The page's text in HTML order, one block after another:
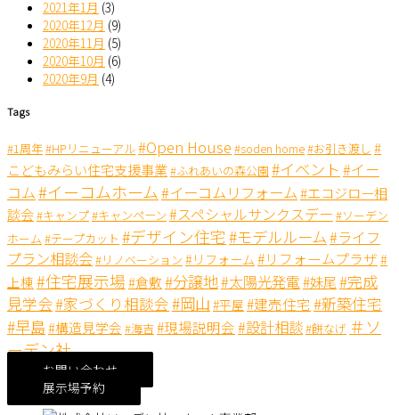
2021年1月 (3)
2020年12月 (9)
2020年11月 (5)
2020年10月 (6)
2020年9月 (4)
Tags
#1周年#HPリニューアル#Open House #soden home#お引き渡し #
こどもみらい住宅支援事業#ふれあいの森公園 #イベント #イー
コム#イーコムホーム #イーコムリフォーム#エコジロー相
談会#キャンプ#キャンペーン#スペシャルサンクスデー #ソーデン
ホーム #テープカット #デザイン住宅 #モデルルーム#ライフ
プラン相談会#リノベーション #リフォーム#リフォームプラザ#
上棟#住宅展示場#倉敷#分譲地#太陽光発電#妹尾#完成
見学会#家づくり相談会#岡山 #平屋 #建売住宅 #新築住宅
#早島#構造見学会 #海吉#現場説明会#設計相談#餅なげ ＃ソ
ーデン社
お問い合わせ
展示場予約